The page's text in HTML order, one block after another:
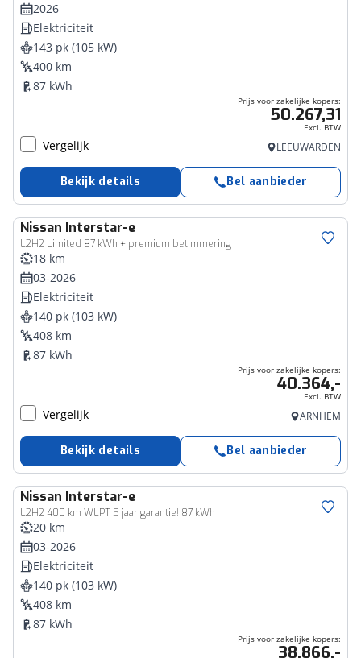
2026
Elektriciteit
143 pk (105 kW)
400 km
87 kWh
Prijs voor zakelijke kopers:
50.267,31
Excl. BTW
Vergelijk LEEUWARDEN
Bekijk details Bel aanbieder
Nissan Interstar-e
L2H2 Limited 87 kWh + premium betimmering
Bedrijfswagen
18 km
03-2026
Elektriciteit
140 pk (103 kW)
408 km
87 kWh
Prijs voor zakelijke kopers:
40.364,-
Excl. BTW
Vergelijk ARNHEM
Bekijk details Bel aanbieder
Nissan Interstar-e
L2H2 400 km WLPT 5 jaar garantie! 87 kWh
Bedrijfswagen
20 km
03-2026
Elektriciteit
140 pk (103 kW)
408 km
87 kWh
Prijs voor zakelijke kopers:
38.866,-